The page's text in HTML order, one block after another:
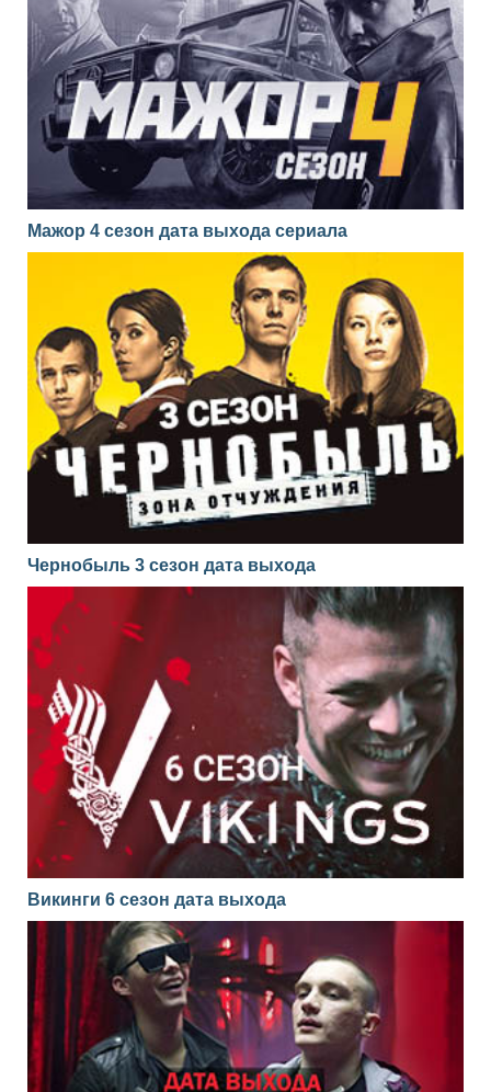
Мажор 4 сезон дата выхода сериала
Чернобыль 3 сезон дата выхода
Викинги 6 сезон дата выхода